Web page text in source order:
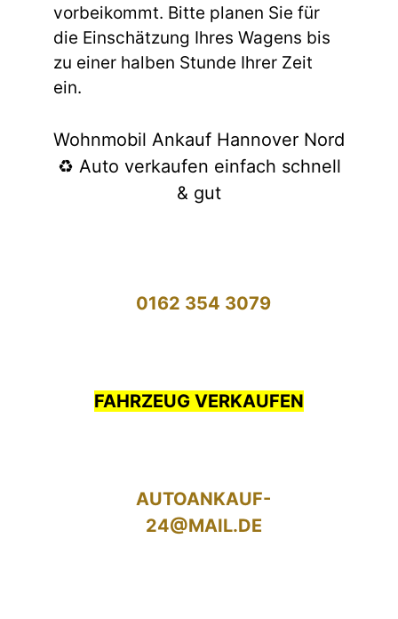
vorbeikommt. Bitte planen Sie für
die Einschätzung Ihres Wagens bis
zu einer halben Stunde Ihrer Zeit
ein.
Wohnmobil Ankauf Hannover Nord
♻️ Auto verkaufen einfach schnell
& gut
0162 354 3079
FAHRZEUG VERKAUFEN
AUTOANKAUF-
24@MAIL.DE